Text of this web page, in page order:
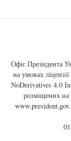
Офіс Президента
на умовах ліцензії
NoDerivatives 4.0
розміщених на